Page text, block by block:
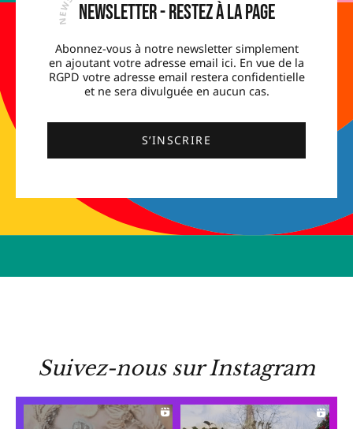
Newsletter - Restez à la page
Abonnez-vous à notre newsletter simplement
en ajoutant votre adresse email ici. En vue de la
RGPD votre adresse email restera confidentielle
et ne sera divulguée en aucun cas.
S’INSCRIRE
Suivez-nous sur Instagram